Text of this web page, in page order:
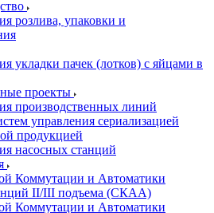
розлива, упаковки и
укладки пачек (лотков) с яйцами в
проекты
производственных линий
управления сериализацией
продукцией
насосных станций
Коммутации и Автоматики
II/III подъема (СКАА)
Коммутации и Автоматики